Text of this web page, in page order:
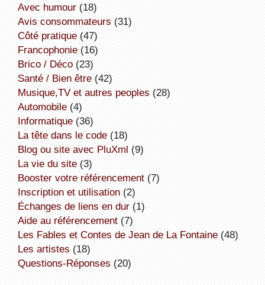
avec humour(18)
avis consommateurs (31)
côté pratique(47)
Francophonie(16)
Brico / Déco(23)
Santé / Bien être(42)
Musique,TV et autres peoples (28)
Automobile(4)
informatique(36)
la tête dans le code(18)
Blog ou site avec PluXml (9)
la vie du site(3)
booster votre référencement(7)
inscription et utilisation(2)
échanges de liens en dur(1)
aide au référencement(7)
Les Fables et Contes de Jean de La Fontaine(48)
Les artistes (18)
Questions-Réponses (20)